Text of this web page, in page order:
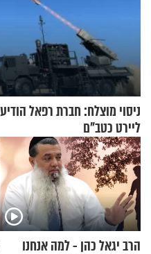
ליירט כטב"ם
הרב יגאל כהן - למה אנחנו